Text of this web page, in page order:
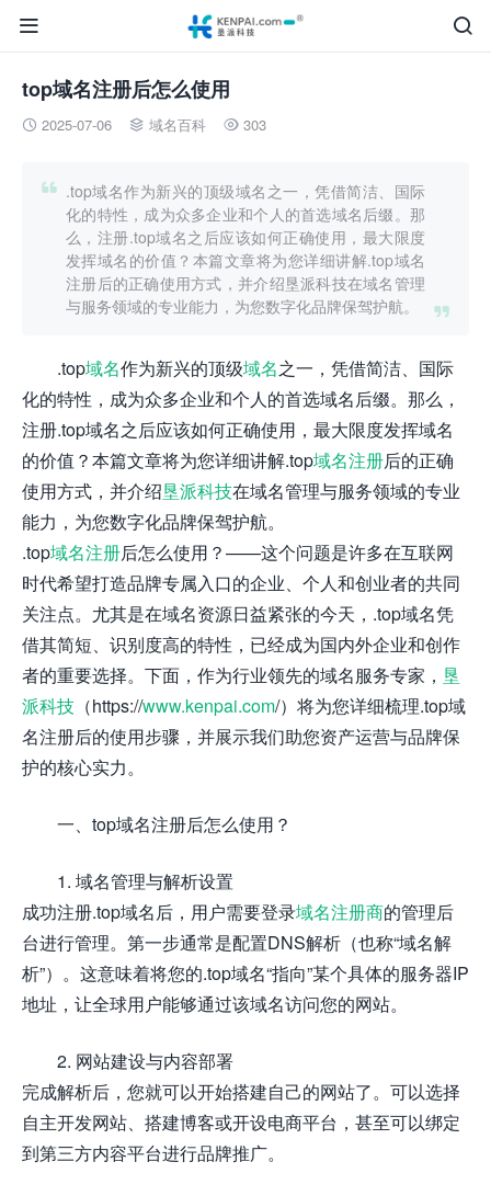


top域名注册后怎么使用
 2025-07-06  域名百科  303


.top域名作为新兴的顶级域名之一，凭借简洁、国际
化的特性，成为众多企业和个人的首选域名后缀。那
么，注册.top域名之后应该如何正确使用，最大限度
发挥域名的价值？本篇文章将为您详细讲解.top域名
注册后的正确使用方式，并介绍垦派科技在域名管理
与服务领域的专业能力，为您数字化品牌保驾护航。
.top域名作为新兴的顶级域名之一，凭借简洁、国际
化的特性，成为众多企业和个人的首选域名后缀。那么，
注册.top域名之后应该如何正确使用，最大限度发挥域名
的价值？本篇文章将为您详细讲解.top域名注册后的正确
使用方式，并介绍垦派科技在域名管理与服务领域的专业
能力，为您数字化品牌保驾护航。
.top域名注册后怎么使用？——这个问题是许多在互联网
时代希望打造品牌专属入口的企业、个人和创业者的共同
关注点。尤其是在域名资源日益紧张的今天，.top域名凭
借其简短、识别度高的特性，已经成为国内外企业和创作
者的重要选择。下面，作为行业领先的域名服务专家， 垦
派科技 （https://www.kenpai.com/）将为您详细梳理.top域
名注册后的使用步骤，并展示我们助您资产运营与品牌保
护的核心实力。
一、top域名注册后怎么使用？
1. 域名管理与解析设置
成功注册.top域名后，用户需要登录域名注册商的管理后
台进行管理。第一步通常是配置DNS解析（也称“域名解
析”）。这意味着将您的.top域名“指向”某个具体的服务器IP
地址，让全球用户能够通过该域名访问您的网站。
2. 网站建设与内容部署
完成解析后，您就可以开始搭建自己的网站了。可以选择
自主开发网站、搭建博客或开设电商平台，甚至可以绑定
到第三方内容平台进行品牌推广。